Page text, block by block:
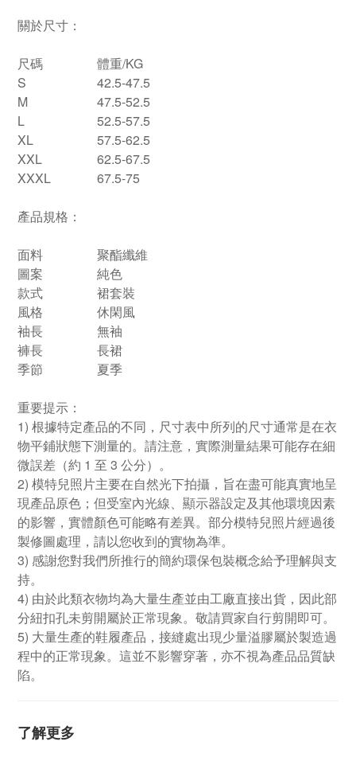
關於尺寸：
尺碼
體重/KG
S
42.5-47.5
M
47.5-52.5
L
52.5-57.5
XL
57.5-62.5
XXL
62.5-67.5
XXXL
67.5-75
產品規格：
面料
聚酯纖維
圖案
純色
款式
裙套裝
風格
休閑風
袖長
無袖
褲長
長裙
季節
夏季
重要提示：
1) 根據特定產品的不同，尺寸表中所列的尺寸通常是在衣
物平鋪狀態下測量的。請注意，實際測量結果可能存在細
微誤差（約 1 至 3 公分）。
2) 模特兒照片主要在自然光下拍攝，旨在盡可能真實地呈
現產品原色；但受室內光線、顯示器設定及其他環境因素
的影響，實體顏色可能略有差異。部分模特兒照片經過後
製修圖處理，請以您收到的實物為準。
3) 感謝您對我們所推行的簡約環保包裝概念給予理解與支
持。
4) 由於此類衣物均為大量生產並由工廠直接出貨，因此部
分紐扣孔未剪開屬於正常現象。敬請買家自行剪開即可。
5) 大量生產的鞋履產品，接縫處出現少量溢膠屬於製造過
程中的正常現象。這並不影響穿著，亦不視為產品品質缺
陷。
了解更多